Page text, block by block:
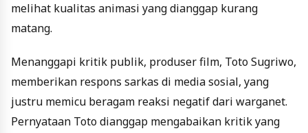
melihat kualitas animasi yang dianggap kurang
matang.
Menanggapi kritik publik, produser film, Toto Sugriwo,
memberikan respons sarkas di media sosial, yang
justru memicu beragam reaksi negatif dari warganet.
Pernyataan Toto dianggap mengabaikan kritik yang